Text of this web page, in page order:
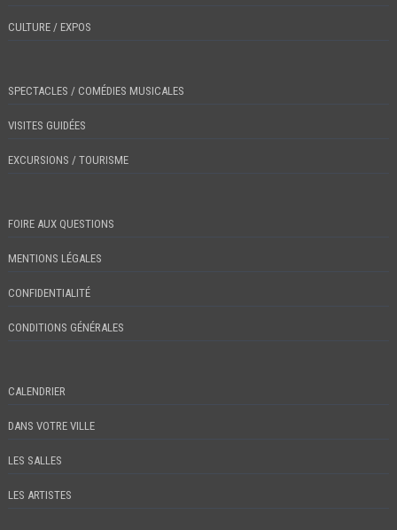
CULTURE / EXPOS
SPECTACLES / COMÉDIES MUSICALES
VISITES GUIDÉES
EXCURSIONS / TOURISME
FOIRE AUX QUESTIONS
MENTIONS LÉGALES
CONFIDENTIALITÉ
CONDITIONS GÉNÉRALES
CALENDRIER
DANS VOTRE VILLE
LES SALLES
LES ARTISTES